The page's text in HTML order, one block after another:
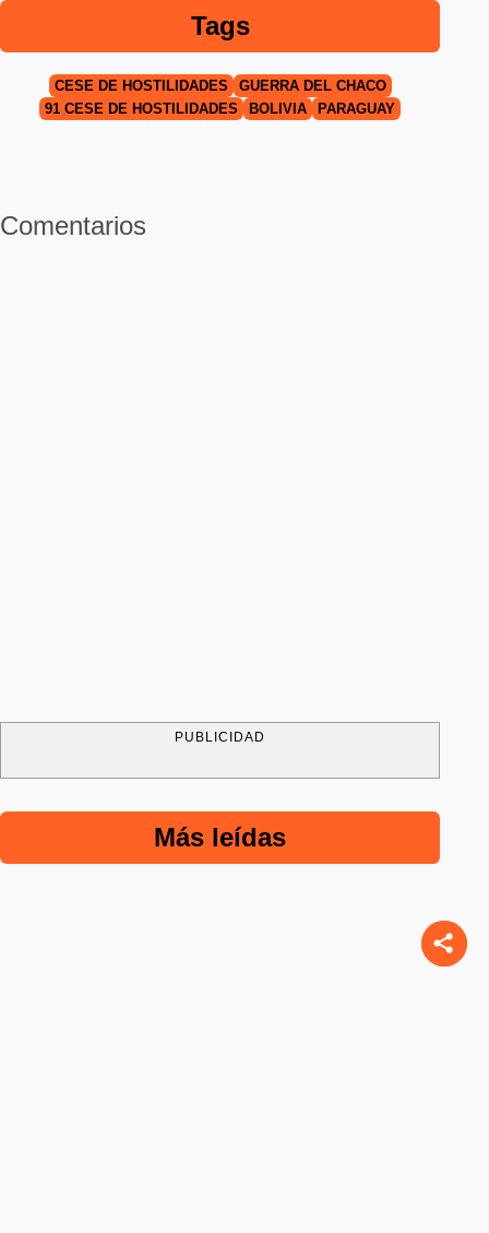
Tags
CESE DE HOSTILIDADES
GUERRA DEL CHACO
91 CESE DE HOSTILIDADES
BOLIVIA PARAGUAY
Comentarios
PUBLICIDAD
Más leídas